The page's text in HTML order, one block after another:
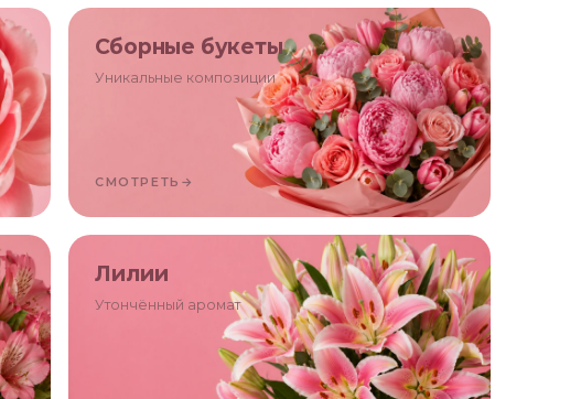
Сборные букеты
Уникальные композиции
СМОТРЕТЬ →
Лилии
Утончённый аромат